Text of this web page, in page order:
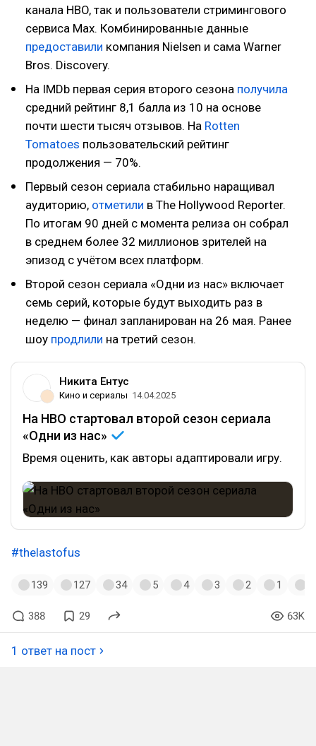
канала HBO, так и пользователи стримингового
сервиса Max. Комбинированные данные
предоставили компания Nielsen и сама Warner
Bros. Discovery.
На IMDb первая серия второго сезона получила
средний рейтинг 8,1 балла из 10 на основе
почти шести тысяч отзывов. На Rotten
Tomatoes пользовательский рейтинг
продолжения — 70%.
Первый сезон сериала стабильно наращивал
аудиторию, отметили в The Hollywood Reporter.
По итогам 90 дней с момента релиза он собрал
в среднем более 32 миллионов зрителей на
эпизод с учётом всех платформ.
Второй сезон сериала «Одни из нас» включает
семь серий, которые будут выходить раз в
неделю — финал запланирован на 26 мая. Ранее
шоу продлили на третий сезон.
Никита Ентус
Кино и сериалы 14.04.2025
На HBO стартовал второй сезон сериала
«Одни из нас»
Время оценить, как авторы адаптировали игру.
#thelastofus
139 127 34 5 4 3 2 1
388 29 63K
1 ответ на пост